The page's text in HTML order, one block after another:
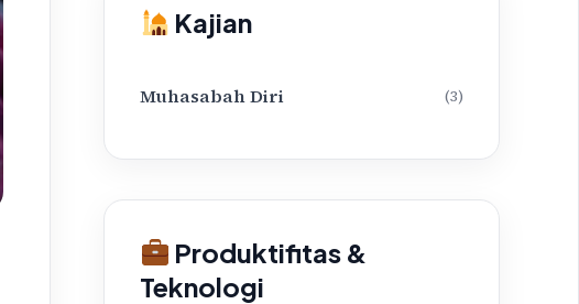
Kajian
Muhasabah Diri (3)
Produktifitas &
Teknologi